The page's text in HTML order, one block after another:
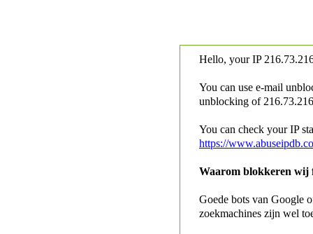
Hello, your IP
You can use e-mail
unblocking of
You can check your IP
https://
Waarom blokkeren wij
Goede bots van Google
zoekmachines zijn wel